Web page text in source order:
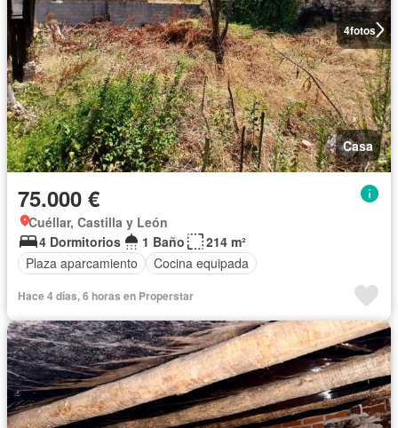
4fotos
Casa
75.000 €
Cuéllar, Castilla y León
4 Dormitorios
1 Baño
214 m²
Plaza aparcamiento
Cocina equipada
Hace 4 días, 6 horas en Properstar